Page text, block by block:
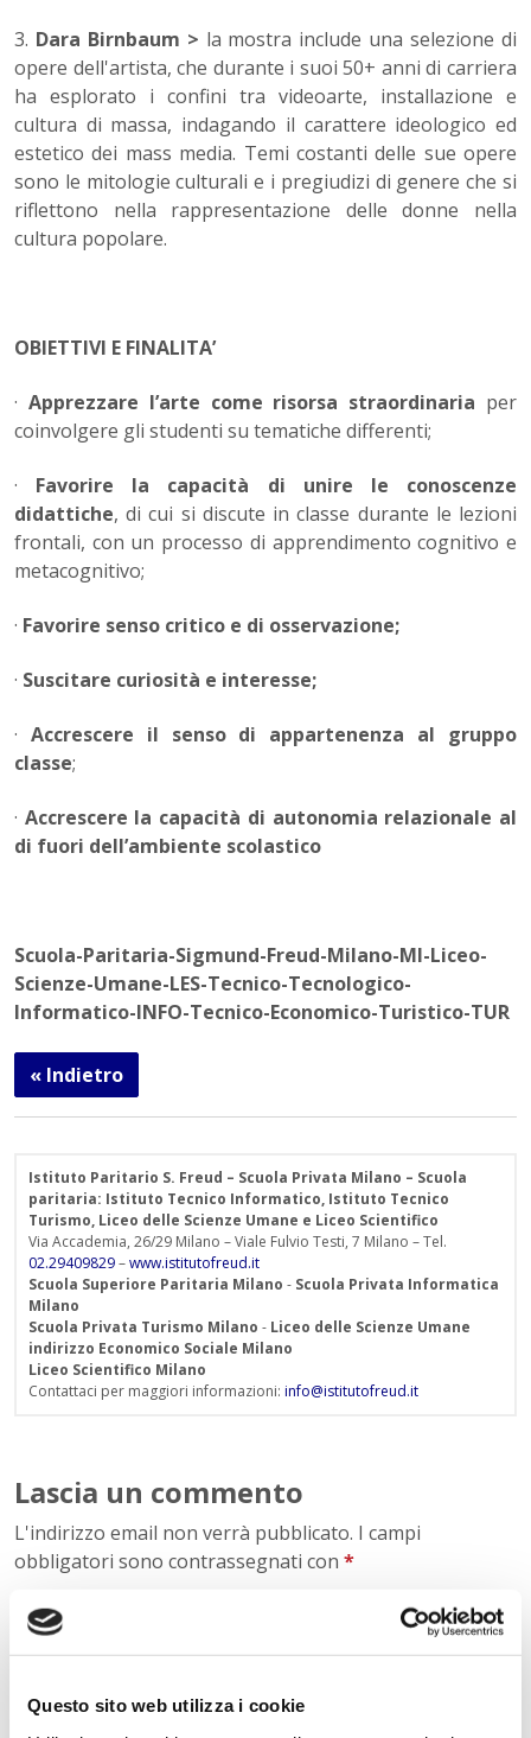
Questo sito web utilizza i cookie
3. Dara Birnbaum > la mostra include una selezione di
opere dell'artista, che durante i suoi 50+ anni di carriera
ha esplorato i confini tra videoarte, installazione e
cultura di massa, indagando il carattere ideologico ed
estetico dei mass media. Temi costanti delle sue opere
sono le mitologie culturali e i pregiudizi di genere che si
riflettono nella rappresentazione delle donne nella
cultura popolare.
OBIETTIVI E FINALITA’
· Apprezzare l’arte come risorsa straordinaria per
coinvolgere gli studenti su tematiche differenti;
· Favorire la capacità di unire le conoscenze
didattiche, di cui si discute in classe durante le lezioni
frontali, con un processo di apprendimento cognitivo e
metacognitivo;
· Favorire senso critico e di osservazione;
· Suscitare curiosità e interesse;
· Accrescere il senso di appartenenza al gruppo
classe;
· Accrescere la capacità di autonomia relazionale al
di fuori dell’ambiente scolastico
Scuola-Paritaria-Sigmund-Freud-Milano-MI-Liceo-
Scienze-Umane-LES-Tecnico-Tecnologico-
Informatico-INFO-Tecnico-Economico-Turistico-TUR
« Indietro
Istituto Paritario S. Freud – Scuola Privata Milano – Scuola
paritaria: Istituto Tecnico Informatico, Istituto Tecnico
Turismo, Liceo delle Scienze Umane e Liceo Scientifico
Via Accademia, 26/29 Milano – Viale Fulvio Testi, 7 Milano – Tel.
02.29409829–www.istitutofreud.it
Scuola Superiore Paritaria Milano - Scuola Privata Informatica
Milano
Scuola Privata Turismo Milano - Liceo delle Scienze Umane
indirizzo Economico Sociale Milano
Liceo Scientifico Milano
Contattaci per maggiori informazioni: info@istitutofreud.it
Lascia un commento
L'indirizzo email non verrà pubblicato. I campi
obbligatori sono contrassegnati con *
Nome